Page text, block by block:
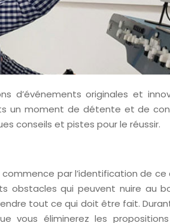
d’événements originales et
un moment de détente et de
conseils et pistes pour le réussir.
par l’identification de ce
obstacles qui peuvent nuire au
tout ce qui doit être fait.
vous éliminerez les